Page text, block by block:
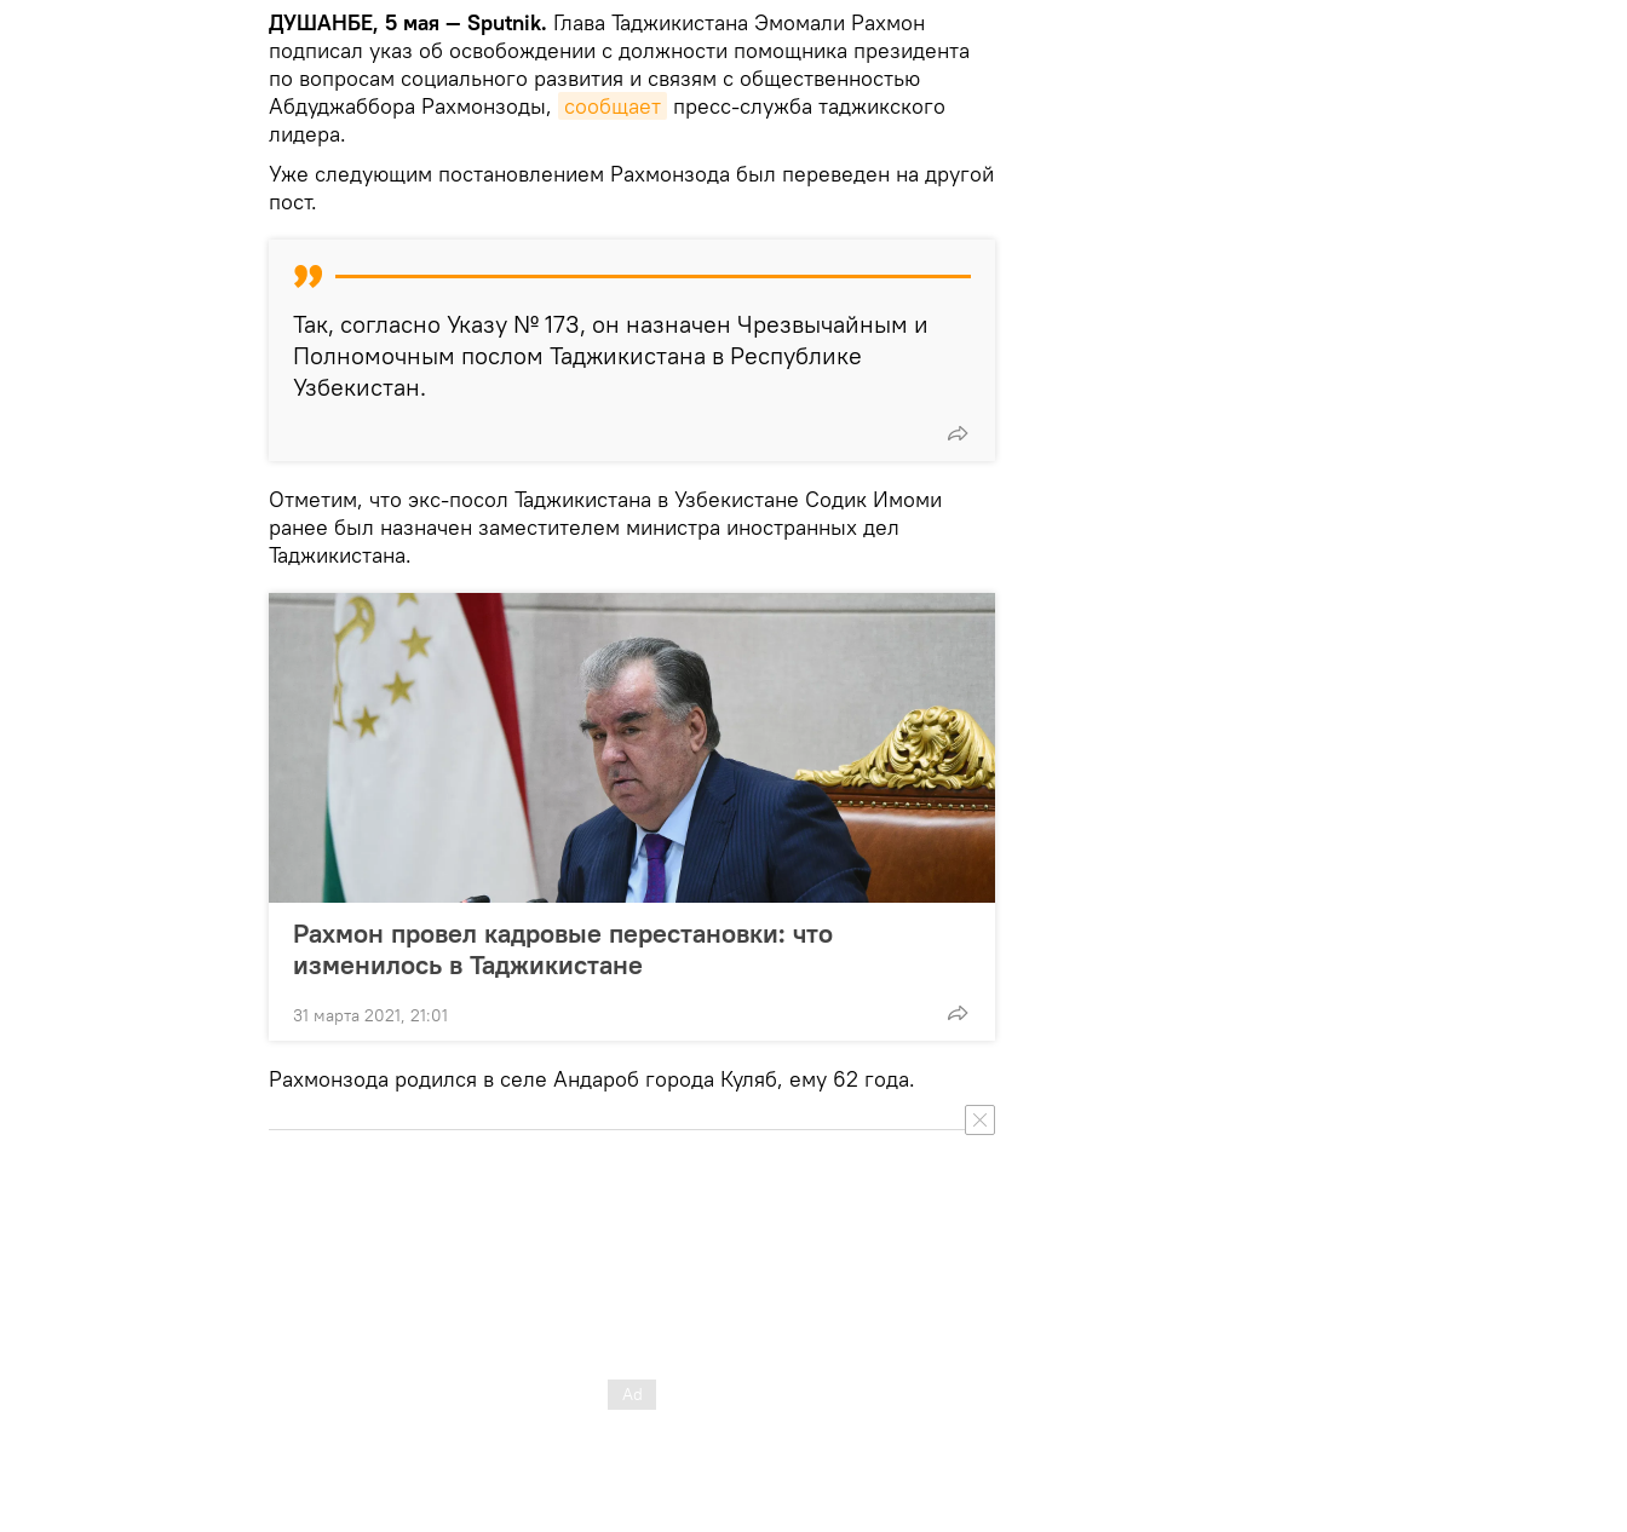
ДУШАНБЕ, 5 мая — Sputnik. Глава Таджикистана Эмомали Рахмон
подписал указ об освобождении с должности помощника президента
по вопросам социального развития и связям с общественностью
Абдуджаббора Рахмонзоды, сообщает пресс-служба таджикского
лидера.
Уже следующим постановлением Рахмонзода был переведен на другой
пост.
Так, согласно Указу № 173, он назначен Чрезвычайным и
Полномочным послом Таджикистана в Республике
Узбекистан.
Отметим, что экс-посол Таджикистана в Узбекистане Содик Имоми
ранее был назначен заместителем министра иностранных дел
Таджикистана.
Рахмон провел кадровые перестановки: что
изменилось в Таджикистане
31 марта 2021, 21:01
Рахмонзода родился в селе Андароб города Куляб, ему 62 года.